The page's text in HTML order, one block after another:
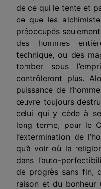
de ce qui le tente et
ce que les
préoccupés
des hommes
technique, ou des
tomber sous
contrôleront plus.
puissance de
œuvre tou­jours
celui qui y cède à
long terme, pour le
l’extermination de
qu’à voir où la
dans l’auto-
de progrès sans fin,
raison et du bonheur